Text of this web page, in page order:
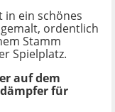
in ein schönes
ordentlich
Stamm
Spielplatz.
auf dem
für